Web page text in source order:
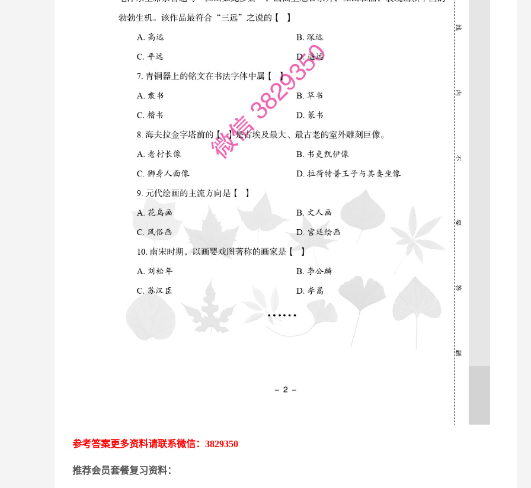
参考答案更多资料请联系微信： 3829350
推荐会员套餐复习资料：